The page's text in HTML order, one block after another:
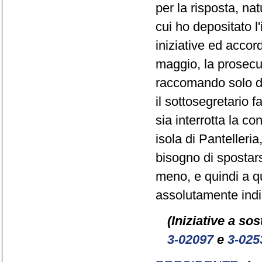
per la risposta,
cui ho depositato
iniziative ed
maggio, la
raccomando solo
il sottosegretario
sia interrotta la
isola di
bisogno di
meno, e quindi a
assolutamente
(Iniziative a
3-02097e 3-